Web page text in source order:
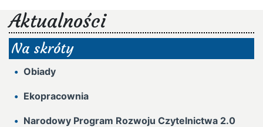
Aktualności
Na skróty
Obiady
Ekopracownia
Narodowy Program Rozwoju Czytelnictwa 2.0